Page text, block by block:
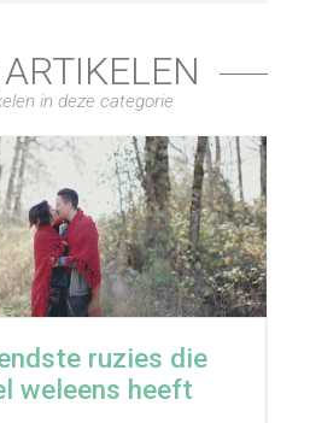
in deze categorie
ruzies die
weleens heeft